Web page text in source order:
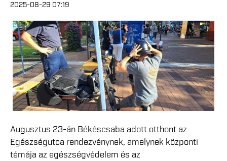
2025-08-29 07:19
Augusztus 23-án Békéscsaba adott otthont az
Egészségutca rendezvénynek, amelynek központi
témája az egészségvédelem és az